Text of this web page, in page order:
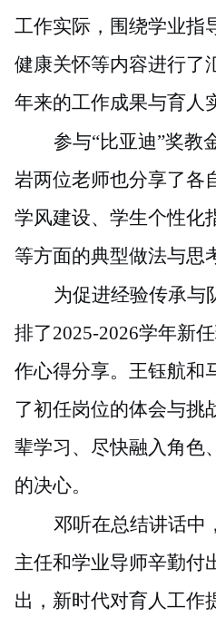
工作实际，围绕学业指
健康关怀等内容进行了
年来的工作成果与育人
参与“比亚迪”奖教
岩两位老师也分享了各
学风建设、学生个性化
等方面的典型做法与思
为促进经验传承与
排了2025-2026学年新
作心得分享。王钰航和
了初任岗位的体会与挑
辈学习、尽快融入角色
的决心。
邓听在总结讲话中
主任和学业导师辛勤付
出，新时代对育人工作